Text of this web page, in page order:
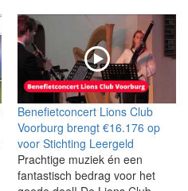
Benefietconcert Lions Club
Voorburg brengt €16.176 op
voor Stichting Leergeld
Prachtige muziek én een
fantastisch bedrag voor het